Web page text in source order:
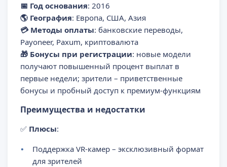
📅 Год основания: 2016
🌎 География: Европа, США, Азия
💳 Методы оплаты: банковские переводы,
Payoneer, Paxum, криптовалюта
🎁 Бонусы при регистрации: новые модели
получают повышенный процент выплат в
первые недели; зрители – приветственные
бонусы и пробный доступ к премиум-функциям
Преимущества и недостатки
✅ Плюсы:
Поддержка VR-камер – эксклюзивный формат
для зрителей